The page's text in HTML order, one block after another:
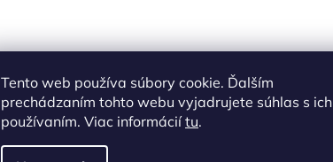
Tento web používa súbory cookie. Ďalším
prechádzaním tohto webu vyjadrujete súhlas s ich
používaním. Viac informáciítu.